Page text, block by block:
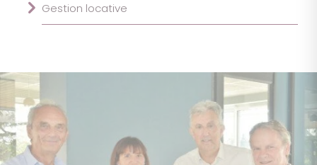
Gestion locative